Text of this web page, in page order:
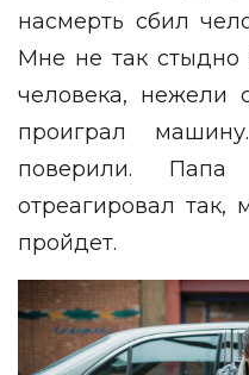
насмерть сбил
Мне не так стыдно
человека, нежели
проиграл
поверили.
отреагировал так,
пройдет.